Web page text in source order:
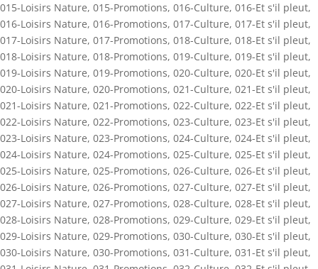
015-Loisirs Nature, 015-Promotions, 016-Culture, 016-Et s'il pleut,
016-Loisirs Nature, 016-Promotions, 017-Culture, 017-Et s'il pleut,
017-Loisirs Nature, 017-Promotions, 018-Culture, 018-Et s'il pleut,
018-Loisirs Nature, 018-Promotions, 019-Culture, 019-Et s'il pleut,
019-Loisirs Nature, 019-Promotions, 020-Culture, 020-Et s'il pleut,
020-Loisirs Nature, 020-Promotions, 021-Culture, 021-Et s'il pleut,
021-Loisirs Nature, 021-Promotions, 022-Culture, 022-Et s'il pleut,
022-Loisirs Nature, 022-Promotions, 023-Culture, 023-Et s'il pleut,
023-Loisirs Nature, 023-Promotions, 024-Culture, 024-Et s'il pleut,
024-Loisirs Nature, 024-Promotions, 025-Culture, 025-Et s'il pleut,
025-Loisirs Nature, 025-Promotions, 026-Culture, 026-Et s'il pleut,
026-Loisirs Nature, 026-Promotions, 027-Culture, 027-Et s'il pleut,
027-Loisirs Nature, 027-Promotions, 028-Culture, 028-Et s'il pleut,
028-Loisirs Nature, 028-Promotions, 029-Culture, 029-Et s'il pleut,
029-Loisirs Nature, 029-Promotions, 030-Culture, 030-Et s'il pleut,
030-Loisirs Nature, 030-Promotions, 031-Culture, 031-Et s'il pleut,